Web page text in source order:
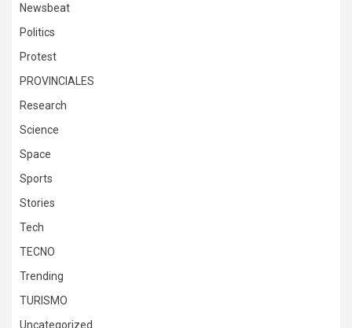
Newsbeat
Politics
Protest
PROVINCIALES
Research
Science
Space
Sports
Stories
Tech
TECNO
Trending
TURISMO
Uncategorized